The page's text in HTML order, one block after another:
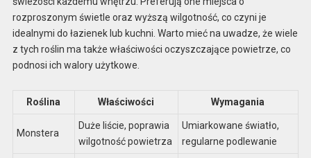
rozproszonym świetle oraz wyższą wilgotność, co czyni je
idealnymi do łazienek lub kuchni. Warto mieć na uwadze, że wiele
z tych roślin ma także właściwości oczyszczające powietrze, co
podnosi ich walory użytkowe.
Roślina Właściwości Wymagania
Monstera
Duże liście, poprawia
wilgotność powietrza
Umiarkowane światło,
regularne podlewanie